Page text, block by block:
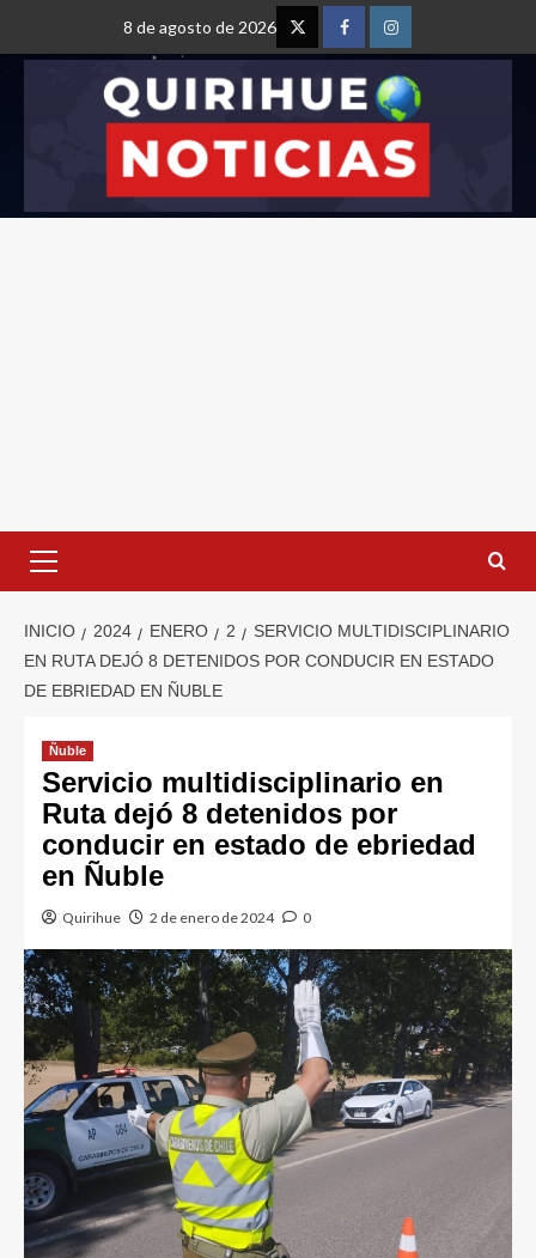
8 de agosto de 2026
INICIO 2024 ENERO 2
SERVICIO MULTIDISCIPLINARIO
EN RUTA DEJÓ 8 DETENIDOS POR CONDUCIR EN ESTADO
DE EBRIEDAD EN ÑUBLE
Ñuble
Servicio multidisciplinario en
Ruta dejó 8 detenidos por
conducir en estado de ebriedad
en Ñuble
Quirihue 2 de enero de 2024 0